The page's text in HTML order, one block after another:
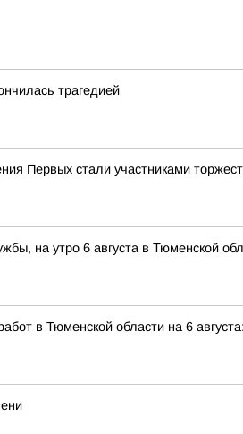
трагедией
Первых стали участниками
на утро 6 августа в Тюменской
в Тюменской области на 6 августа: